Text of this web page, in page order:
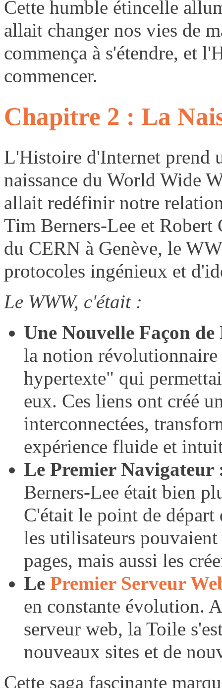
Cette humble étincelle
allait changer nos vies de
commença à s'étendre, et
commencer.
Chapitre 2 : La
L'Histoire d'Internet prend
naissance du World Wide
allait redéfinir notre
Tim Berners-Lee et
du CERN à Genève, le
protocoles ingénieux et
Le WWW, c'était :
Une Nouvelle Façon
la notion
hypertexte" qui
eux. Ces liens ont créé
interconnectées,
expérience fluide et
Le Premier Navigateur
Berners-Lee était bien
C'était le point de
les utilisateurs
pages, mais aussi les
Le Premier Serveur
en constante évolution.
serveur web, la Toile
nouveaux sites et de
Cette saga fascinante